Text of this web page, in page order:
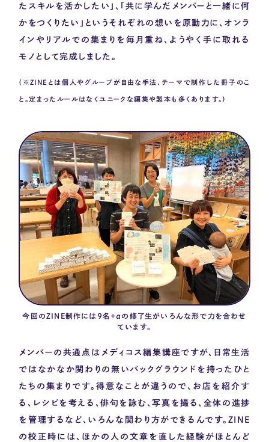
たスキルを活かしたい」、「共に学んだメンバーと一緒に何
かをつくりたい」というそれぞれの想いを原動力に、オンラ
インやリアルでの集まりを毎月重ね、ようやく手に取れる
モノとして完成しました。
（ ※ZINE とは個人やグループが自由な手法、テーマで制作した冊子のこ
と。定まったルールはなくユニークな編集や製本も多くあります。）
今回のZINE制作には９名+αの修了生がいろんな形で力を合わせ
ています。
メンバーの共通点はメディコス編集講座ですが、日常生活
ではなかなか関わりの無いバックグラウンドを持ったひと
たちの集まりです。得意なことが違うので、お店を紹介す
る、レシピを考える、俳句を詠む、写真を撮る、全体の進捗
を管理するなど、いろんな関わり方ができるんです。ZINE
の校正時には、ほかの人の文章を直した経験がほとんど